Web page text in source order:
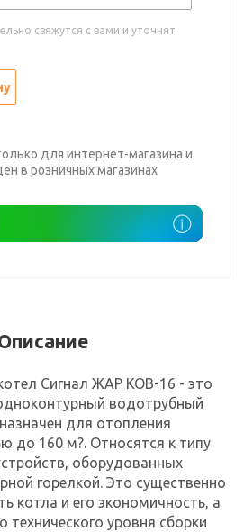
свяжутся с вами и уточнят
для интернет-магазина и
в розничных магазинах
Сигнал ЖАР КОВ-16 - это
водотрубный
для отопления
до 160 м?. Относятся к типу
оборудованных
горелкой. Это существенно
котла и его экономичность, а
технического уровня сборки